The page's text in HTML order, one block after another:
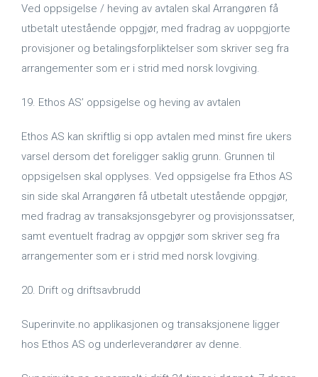
Ved oppsigelse / heving av avtalen skal Arrangøren få
utbetalt utestående oppgjør, med fradrag av uoppgjorte
provisjoner og betalingsforpliktelser som skriver seg fra
arrangementer som er i strid med norsk lovgiving.
19. Ethos AS’ oppsigelse og heving av avtalen
Ethos AS kan skriftlig si opp avtalen med minst fire ukers
varsel dersom det foreligger saklig grunn. Grunnen til
oppsigelsen skal opplyses. Ved oppsigelse fra Ethos AS
sin side skal Arrangøren få utbetalt utestående oppgjør,
med fradrag av transaksjonsgebyrer og provisjonssatser,
samt eventuelt fradrag av oppgjør som skriver seg fra
arrangementer som er i strid med norsk lovgiving.
20. Drift og driftsavbrudd
Superinvite.no applikasjonen og transaksjonene ligger
hos Ethos AS og underleverandører av denne.